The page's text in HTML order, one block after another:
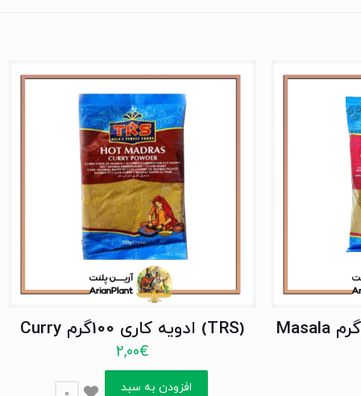
(TRS) ماسالا گرام 100گرم Masala (TRS) ادویه کاری 100گرم Curry
2,00€
افزودن به سبد 0